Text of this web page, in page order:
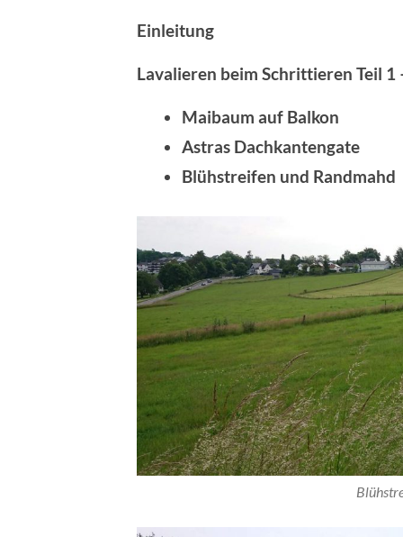
Einleitung
Lavalieren beim Schrittieren Teil 1
Maibaum auf Balkon
Astras Dachkantengate
Blühstreifen und Randmahd